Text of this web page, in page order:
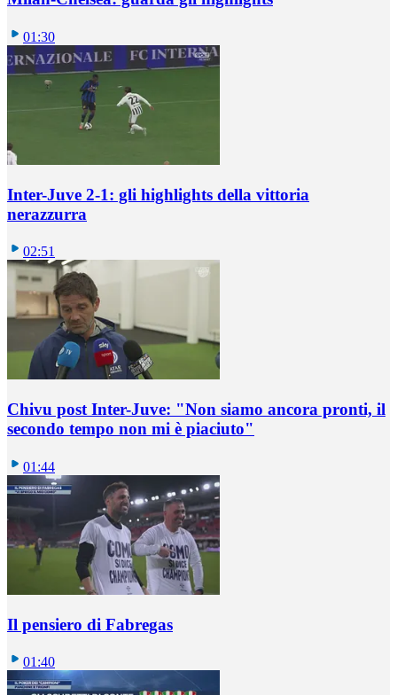
01:30
Inter-Juve 2-1: gli highlights della vittoria
nerazzurra
02:51
Chivu post Inter-Juve: "Non siamo ancora pronti, il
secondo tempo non mi è piaciuto"
01:44
Il pensiero di Fabregas
01:40